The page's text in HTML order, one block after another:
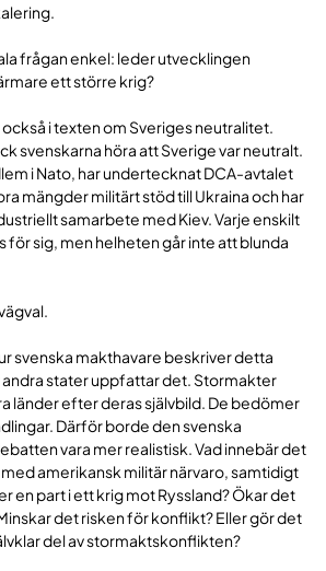
frågan enkel: leder utvecklingen
ett större krig?
i texten om Sveriges neutralitet.
svenskarna höra att Sverige var neutralt.
i Nato, har undertecknat DCA-avtalet
mängder militärt stöd till Ukraina och har
samarbete med Kiev. Varje enskilt
för sig, men helheten går inte att blunda
svenska makthavare beskriver detta
andra stater uppfattar det. Stormakter
länder efter deras självbild. De bedömer
Därför borde den svenska
vara mer realistisk. Vad innebär det
amerikansk militär närvaro, samtidigt
en part i ett krig mot Ryssland? Ökar det
det risken för konflikt? Eller gör det
del av stormaktskonflikten?